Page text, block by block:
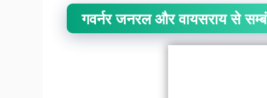
गवर्नर जनरल और वायसराय से